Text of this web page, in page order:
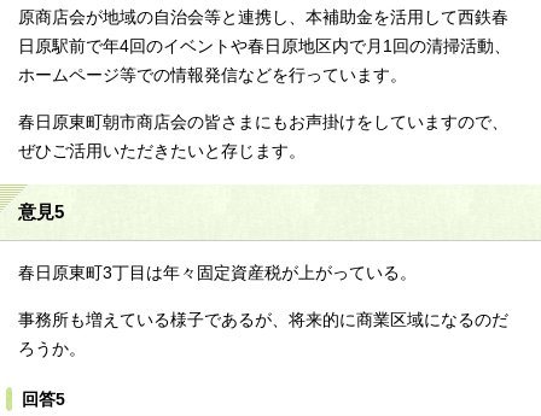
原商店会が地域の自治会等と連携し、本補助金を活用して西鉄春
日原駅前で年4回のイベントや春日原地区内で月1回の清掃活動、
ホームページ等での情報発信などを行っています。
春日原東町朝市商店会の皆さまにもお声掛けをしていますので、
ぜひご活用いただきたいと存じます。
意見5
春日原東町3丁目は年々固定資産税が上がっている。
事務所も増えている様子であるが、将来的に商業区域になるのだ
ろうか。
回答5